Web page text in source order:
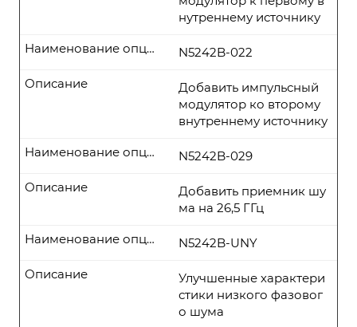
нутреннему источнику
N5242B-022
Наименование опции
Добавить импульсный
модулятор ко второму
внутреннему источнику
Описание
N5242B-029
Наименование опции
Добавить приемник шу
ма на 26,5 ГГц
Описание
N5242B-UNY
Наименование опции
Улучшенные характери
стики низкого фазовог
о шума
Описание